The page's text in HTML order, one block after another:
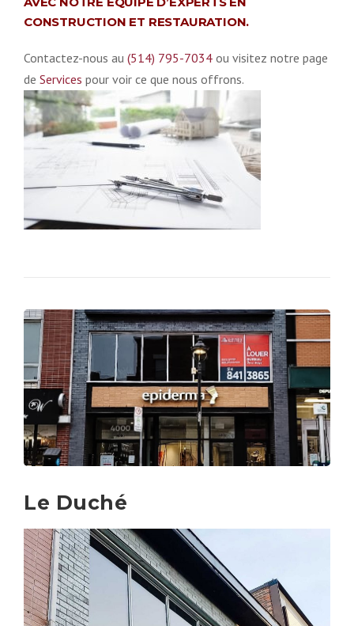
CONSTRUCTION ET RESTAURATION.
Contactez-nous au (514) 795-7034 ou visitez notre page
de Services pour voir ce que nous offrons.
Le Duché